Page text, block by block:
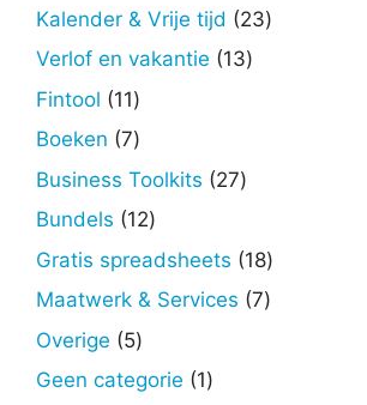
producten
Kalender & Vrije tijd 2323
Verlof en vakantie 1313
Fintool 1111
producten
Boeken 77
producten
Business Toolkits 2727
Bundels 1212
producten
Gratis spreadsheets 1818
producten
Maatwerk & Services 77
Overige 55
producten
Geen categorie 11